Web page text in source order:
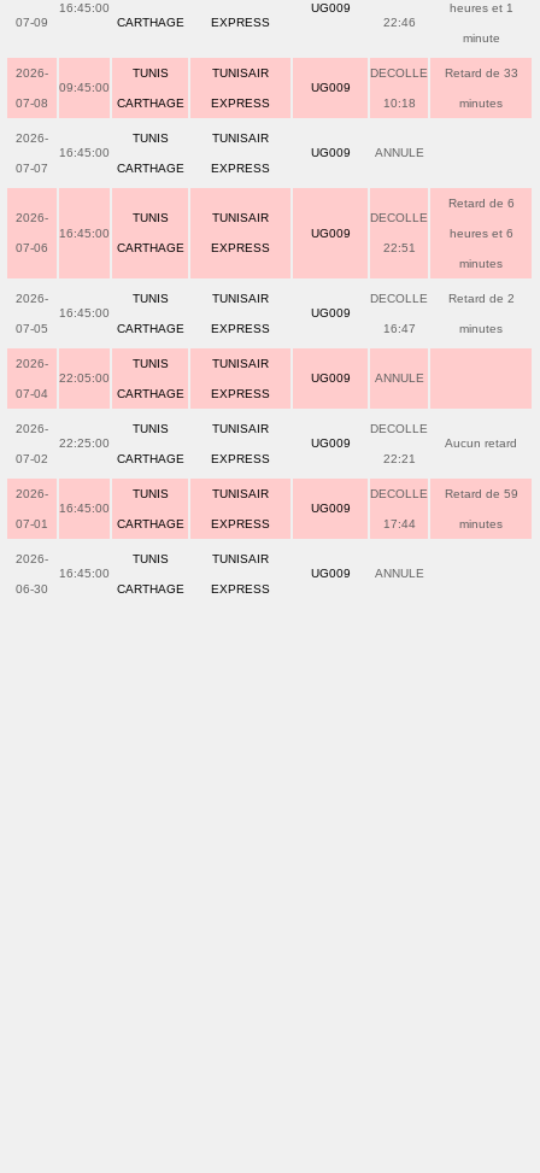
07-09
16:45:00
CARTHAGE EXPRESS
UG009
22:46
heures et 1
minute
2026-
07-08
09:45:00
TUNIS
CARTHAGE
TUNISAIR
EXPRESS
UG009
DECOLLE
10:18
Retard de 33
minutes
2026-
07-07
16:45:00
TUNIS
CARTHAGE
TUNISAIR
EXPRESS
UG009 ANNULE
2026-
07-06
16:45:00
TUNIS
CARTHAGE
TUNISAIR
EXPRESS
UG009
DECOLLE
22:51
Retard de 6
heures et 6
minutes
2026-
07-05
16:45:00
TUNIS
CARTHAGE
TUNISAIR
EXPRESS
UG009
DECOLLE
16:47
Retard de 2
minutes
2026-
07-04
22:05:00
TUNIS
CARTHAGE
TUNISAIR
EXPRESS
UG009 ANNULE
2026-
07-02
22:25:00
TUNIS
CARTHAGE
TUNISAIR
EXPRESS
UG009
DECOLLE
22:21
Aucun retard
2026-
07-01
16:45:00
TUNIS
CARTHAGE
TUNISAIR
EXPRESS
UG009
DECOLLE
17:44
Retard de 59
minutes
2026-
06-30
16:45:00
TUNIS
CARTHAGE
TUNISAIR
EXPRESS
UG009 ANNULE